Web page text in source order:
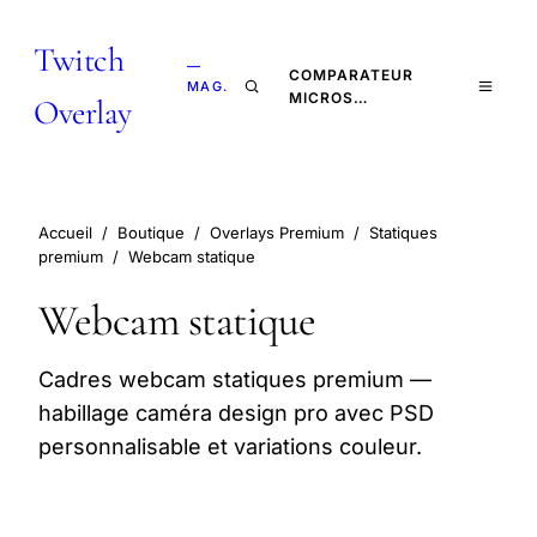
Twitch
Overlay
—
MAG.
COMPARATEUR
MICROS…
Accueil / Boutique / Overlays Premium / Statiques
premium / Webcam statique
Webcam statique
Cadres webcam statiques premium —
habillage caméra design pro avec PSD
personnalisable et variations couleur.